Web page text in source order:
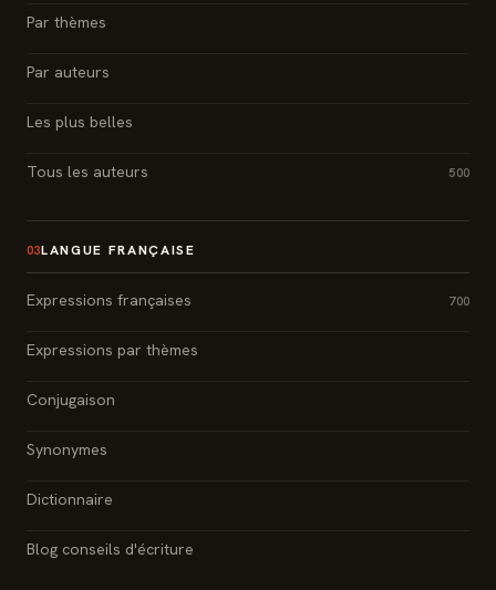
Par thèmes
Par auteurs
Les plus belles
Tous les auteurs 500
03LANGUE FRANÇAISE
Expressions françaises 700
Expressions par thèmes
Conjugaison
Synonymes
Dictionnaire
Blog conseils d'écriture